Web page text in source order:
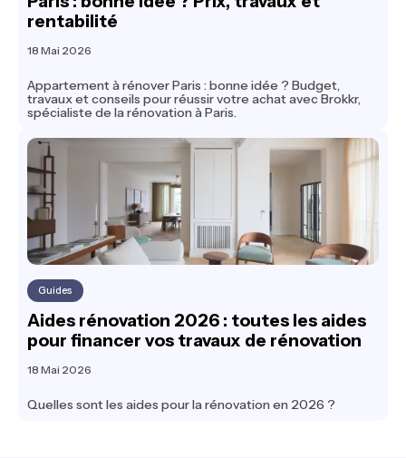
rentabilité
18 Mai 2026
Appartement à rénover Paris : bonne idée ? Budget,
travaux et conseils pour réussir votre achat avec Brokkr,
spécialiste de la rénovation à Paris.
Guides
Aides rénovation 2026 : toutes les aides
pour financer vos travaux de rénovation
18 Mai 2026
Quelles sont les aides pour la rénovation en 2026 ?